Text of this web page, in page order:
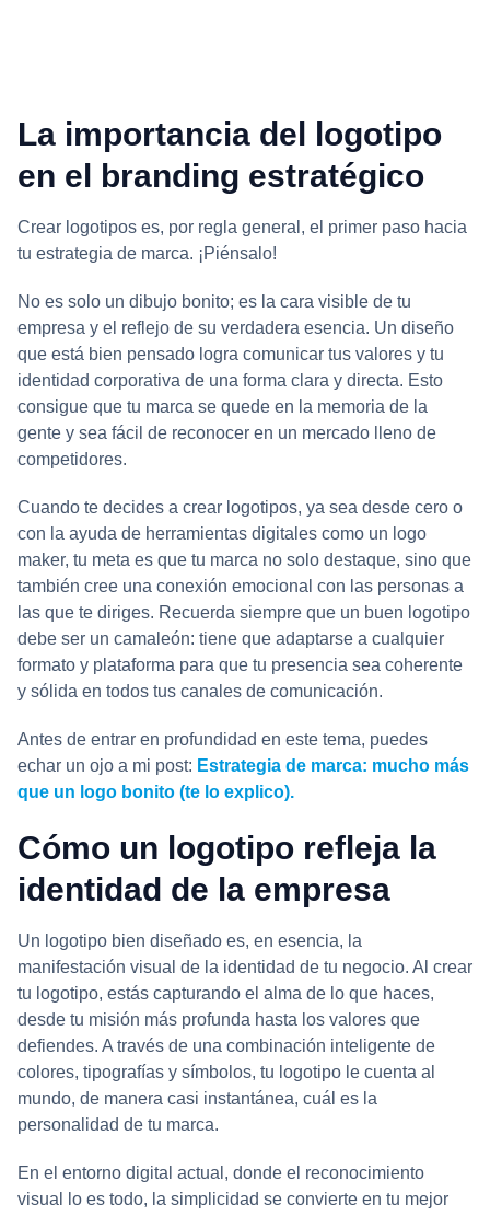
La importancia del logotipo
en el branding estratégico
Crear logotipos es, por regla general, el primer paso hacia
tu estrategia de marca. ¡Piénsalo!
No es solo un dibujo bonito; es la cara visible de tu
empresa y el reflejo de su verdadera esencia. Un diseño
que está bien pensado logra comunicar tus valores y tu
identidad corporativa de una forma clara y directa. Esto
consigue que tu marca se quede en la memoria de la
gente y sea fácil de reconocer en un mercado lleno de
competidores.
Cuando te decides a crear logotipos, ya sea desde cero o
con la ayuda de herramientas digitales como un logo
maker, tu meta es que tu marca no solo destaque, sino que
también cree una conexión emocional con las personas a
las que te diriges. Recuerda siempre que un buen logotipo
debe ser un camaleón: tiene que adaptarse a cualquier
formato y plataforma para que tu presencia sea coherente
y sólida en todos tus canales de comunicación.
Antes de entrar en profundidad en este tema, puedes
echar un ojo a mi post: Estrategia de marca: mucho más
que un logo bonito (te lo explico).
Cómo un logotipo refleja la
identidad de la empresa
Un logotipo bien diseñado es, en esencia, la
manifestación visual de la identidad de tu negocio. Al crear
tu logotipo, estás capturando el alma de lo que haces,
desde tu misión más profunda hasta los valores que
defiendes. A través de una combinación inteligente de
colores, tipografías y símbolos, tu logotipo le cuenta al
mundo, de manera casi instantánea, cuál es la
personalidad de tu marca.
En el entorno digital actual, donde el reconocimiento
visual lo es todo, la simplicidad se convierte en tu mejor